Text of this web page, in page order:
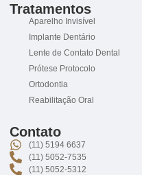
Tratamentos
Aparelho Invisível
Implante Dentário
Lente de Contato Dental
Prótese Protocolo
Ortodontia
Reabilitação Oral
Contato
(11) 5194 6637
(11) 5052-7535
(11) 5052-5312